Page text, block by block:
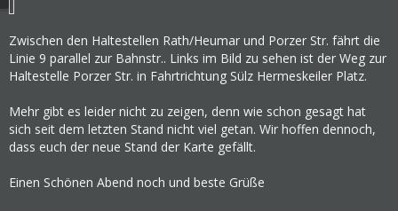
Zwischen den Haltestellen Rath/Heumar und Porzer Str. fährt die
Linie 9 parallel zur Bahnstr.. Links im Bild zu sehen ist der Weg zur
Haltestelle Porzer Str. in Fahrtrichtung Sülz Hermeskeiler Platz.
Mehr gibt es leider nicht zu zeigen, denn wie schon gesagt hat
sich seit dem letzten Stand nicht viel getan. Wir hoffen dennoch,
dass euch der neue Stand der Karte gefällt.
Einen Schönen Abend noch und beste Grüße